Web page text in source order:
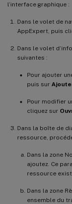
l’interface graphique :
Dans le volet de
AppExpert, puis
Dans le volet
suivantes :
Pour ajouter
puis sur
Pour modifier
cliquez sur
Dans la boîte de
ressource,
Dans la zone
ajoutez. Ce
ressource
Dans la zone
ensemble du